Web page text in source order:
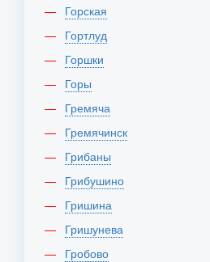
Горская
Гортлуд
Горшки
Горы
Гремяча
Гремячинск
Грибаны
Грибушино
Гришина
Гришунева
Гробово